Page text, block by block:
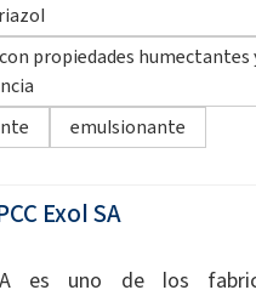
propiedades humectantes
emulsionante
Exol SA
es uno de los